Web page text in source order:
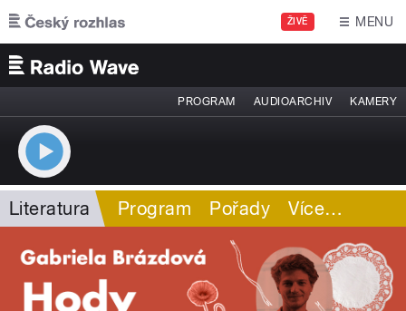
Přejít k hlavnímu obsahu
ŽIVĚ MENU
PROGRAM AUDIOARCHIV KAMERY
Literatura Program Pořady Více…